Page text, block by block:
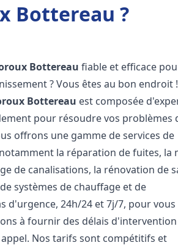
Bottereau ?
Bottereau fiable et efficace
? Vous êtes au bon endroit !
Bottereau est composée
pour résoudre vos problèmes
offrons une gamme de services de
la réparation de fuites, la
de canalisations, la rénovation de
systèmes de chauffage et de
d'urgence, 24h/24 et 7j/7, pour
à fournir des délais d'intervention
Nos tarifs sont compétitifs et